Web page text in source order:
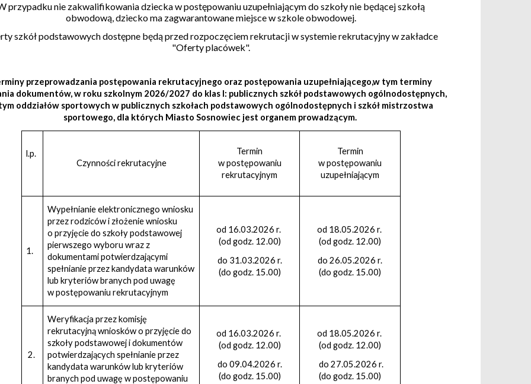
przypadku nie zakwalifikowania dziecka w postępowaniu uzupełniającym do szkoły nie będącej szkołą
obwodową, dziecko ma zagwarantowane miejsce w szkole obwodowej.
szkół podstawowych dostępne będą przed rozpoczęciem rekrutacji w systemie rekrutacyjny w zakładce
"Oferty placówek".
przeprowadzania postępowania rekrutacyjnego oraz postępowania uzupełniającego,w tym terminy
dokumentów, w roku szkolnym 2026/2027 do klas I: publicznych szkół podstawowych ogólnodostępnych,
oddziałów sportowych w publicznych szkołach podstawowych ogólnodostępnych i szkół mistrzostwa
sportowego, dla których Miasto Sosnowiec jest organem prowadzącym.
l.p.
Czynności rekrutacyjne
Termin
w postępowaniu
rekrutacyjnym
Termin
w postępowaniu
uzupełniającym
1.
Wypełnianie elektronicznego wniosku
przez rodziców i złożenie wniosku
o przyjęcie do szkoły podstawowej
pierwszego wyboru wraz z
dokumentami potwierdzającymi
spełnianie przez kandydata warunków
lub kryteriów branych pod uwagę
w postępowaniu rekrutacyjnym
od 16.03.2026 r.
(od godz. 12.00)
do 31.03.2026 r.
(do godz. 15.00)
od 18.05.2026 r.
(od godz. 12.00)
do 26.05.2026 r.
(do godz. 15.00)
2.
Weryfikacja przez komisję
rekrutacyjną wniosków o przyjęcie do
szkoły podstawowej i dokumentów
potwierdzających spełnianie przez
kandydata warunków lub kryteriów
branych pod uwagę w postępowaniu
od 16.03.2026 r.
(od godz. 12.00)
do 09.04.2026 r.
(do godz. 15.00)
od 18.05.2026 r.
(od godz. 12.00)
do 27.05.2026 r.
(do godz. 15.00)